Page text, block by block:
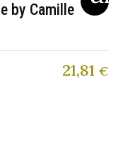
by Camille
21,81 €